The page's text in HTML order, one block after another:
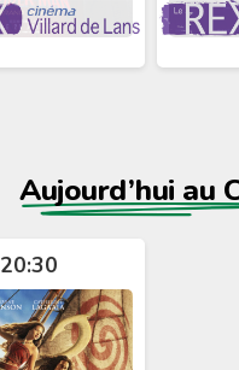
Aujourd’hui au
20:30